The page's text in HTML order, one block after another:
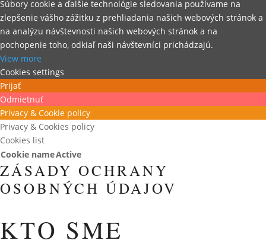
Súbory cookie a ďalšie technológie sledovania používame na
zlepšenie vášho zážitku z prehliadania našich webových stránok a
na analýzu návštevnosti našich webových stránok a na
pochopenie toho, odkiaľ naši návštevníci prichádzajú.
View more
Cookies settings
Prijať
Odmietnuť
Privacy & Cookie policy
Privacy & Cookies policy
Cookies list
Cookie nameActive
ZÁSADY OCHRANY
OSOBNÝCH ÚDAJOV
KTO SME